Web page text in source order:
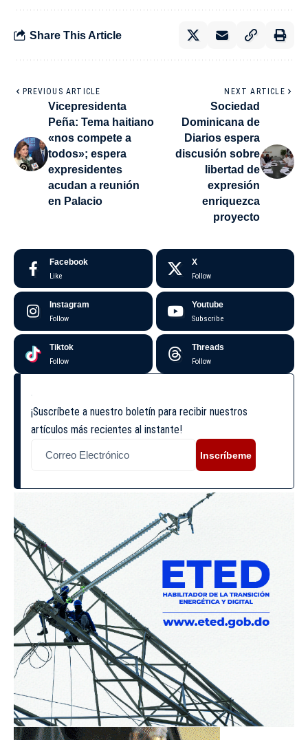
Share This Article
PREVIOUS ARTICLE
Vicepresidenta
Peña: Tema haitiano
«nos compete a
todos»; espera
expresidentes
acudan a reunión
en Palacio
NEXT ARTICLE
Sociedad
Dominicana de
Diarios espera
discusión sobre
libertad de
expresión
enriquezca
proyecto
Facebook
Like
X
Follow
Instagram
Follow
Youtube
Subscribe
Tiktok
Follow
Threads
Follow
¡Suscríbete a nuestro boletín para recibir nuestros
artículos más recientes al instante!
Inscríbeme